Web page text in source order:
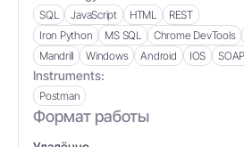
SQL JavaScript HTML
REST
Iron Python
MS SQL Chrome DevTools
Mandrill
Windows Android IOS SOAP
Instruments:
Postman
Формат работы